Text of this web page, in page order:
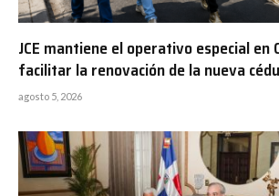
JCE mantiene el operativo especial en
facilitar la renovación de la nueva
agosto 5, 2026